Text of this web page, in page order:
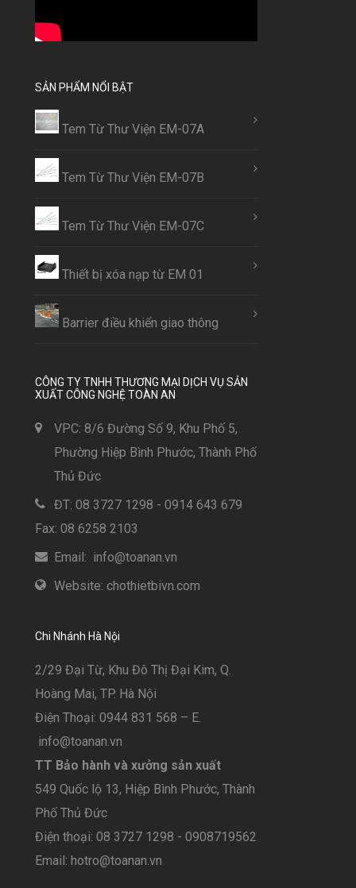
SẢN PHẨM NỔI BẬT
Tem Từ Thư Viện EM-07A
Tem Từ Thư Viện EM-07B
Tem Từ Thư Viện EM-07C
Thiết bị xóa nạp từ EM 01
Barrier điều khiển giao thông
CÔNG TY TNHH THƯƠNG MẠI DỊCH VỤ SẢN
XUẤT CÔNG NGHỆ TOÀN AN
VPC: 8/6 Đường Số 9, Khu Phố 5,
Phường Hiệp Bình Phước, Thành Phố
Thủ Đức
ĐT: 08 3727 1298 - 0914 643 679
Fax: 08 6258 2103
Email: info@toanan.vn
Website: chothietbivn.com
Chi Nhánh Hà Nội
2/29 Đại Từ, Khu Đô Thị Đại Kim, Q.
Hoàng Mai, TP. Hà Nội
Điện Thoại: 0944 831 568 – E.
info@toanan.vn
TT Bảo hành và xưởng sản xuất
549 Quốc lộ 13, Hiệp Bình Phước, Thành
Phố Thủ Đức
Điện thoại: 08 3727 1298 - 0908719562
Email: hotro@toanan.vn